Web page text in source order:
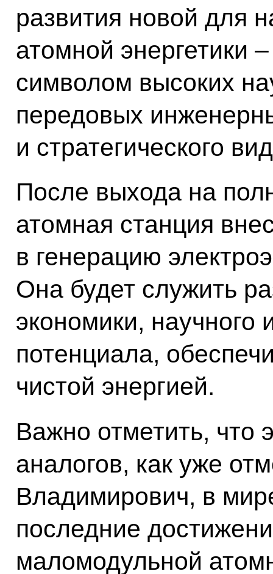
развития новой для
атомной энергетики
символом высоких
передовых
и стратегического
После выхода на
атомная станция
в генерацию
Она будет служить
экономики, научного
потенциала,
чистой энергией.
Важно отметить, что
аналогов, как уже
Владимирович, в
последние
маломодульной